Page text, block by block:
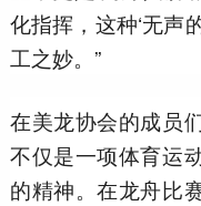
化指挥，这种‘无声
工之妙。”
在美龙协会的成员
不仅是一项体育运
的精神。在龙舟比